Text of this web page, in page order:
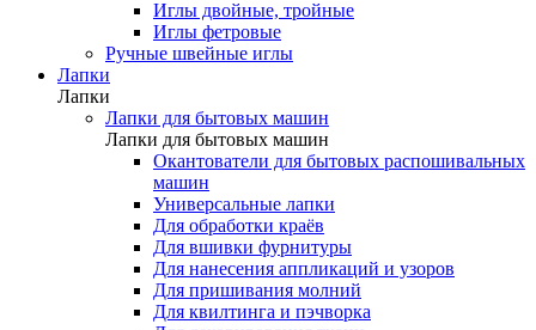
Иглы двойные, тройные
Иглы фетровые
Ручные швейные иглы
Лапки
Лапки
Лапки для бытовых машин
Лапки для бытовых машин
Окантователи для бытовых распошивальных
машин
Универсальные лапки
Для обработки краёв
Для вшивки фурнитуры
Для нанесения аппликаций и узоров
Для пришивания молний
Для квилтинга и пэчворка